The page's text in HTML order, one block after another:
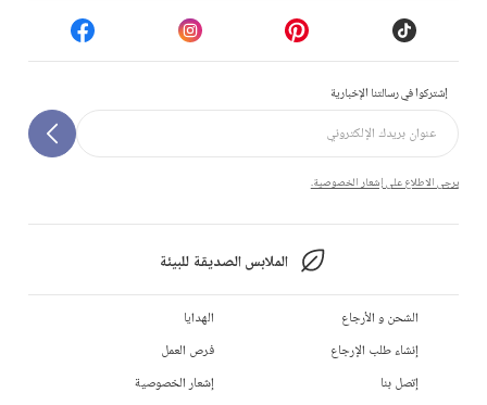
إشتركوا في رسالتنا الإخبارية
يرجى الاطلاع على إشعار الخصوصية.
الملابس الصديقة للبيئة
الشحن و الأرجاع
إنشاء طلب الإرجاع
إتصل بنا
الهدايا
فرص العمل
إشعار الخصوصية